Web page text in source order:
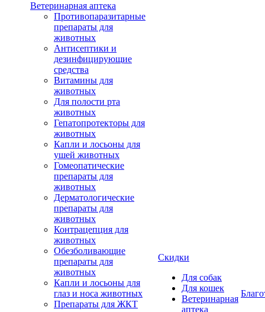
Ветеринарная аптека
Противопаразитарные
препараты для
животных
Антисептики и
дезинфицирующие
средства
Витамины для
животных
Для полости рта
животных
Гепатопротекторы для
животных
Капли и лосьоны для
ушей животных
Гомеопатические
препараты для
животных
Дерматологические
препараты для
животных
Контрацепция для
животных
Обезболивающие
препараты для
животных
Капли и лосьоны для
глаз и носа животных
Препараты для ЖКТ
Скидки
Для собак
Для кошек
Ветеринарная
аптека